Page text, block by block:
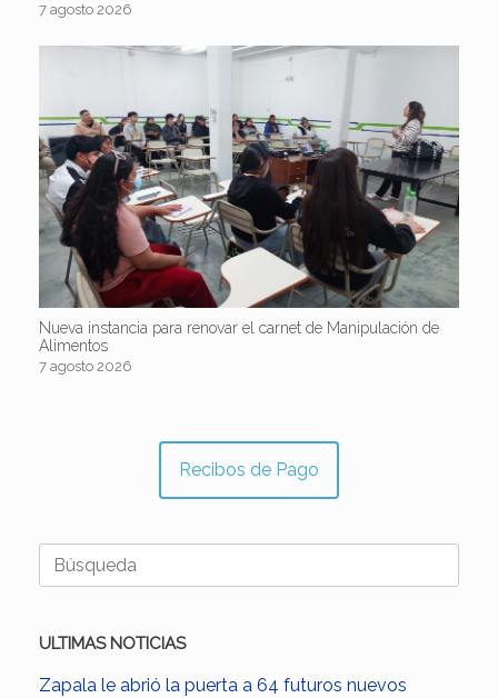
7 agosto 2026
Nueva instancia para renovar el carnet de Manipulación de
Alimentos
7 agosto 2026
Recibos de Pago
Buscar:
ULTIMAS NOTICIAS
Zapala le abrió la puerta a 64 futuros nuevos